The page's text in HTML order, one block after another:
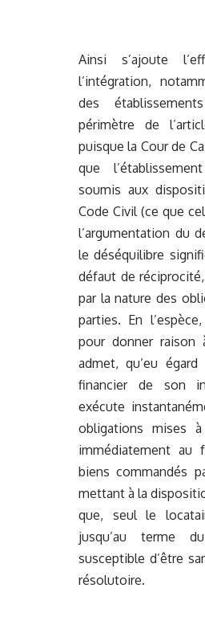
Ainsi s’ajoute
l’intégration,
des
périmètre de
puisque la Cour de
que
soumis aux
Code Civil (ce que
l’argumentation du
le déséquilibre
défaut de
par la nature des
parties. En
pour donner raison
admet, qu’eu
financier de son
exécute
obligations mises
immédiatement au
biens commandés
mettant à la
que, seul le
jusqu’au terme
susceptible d’être
résolutoire.